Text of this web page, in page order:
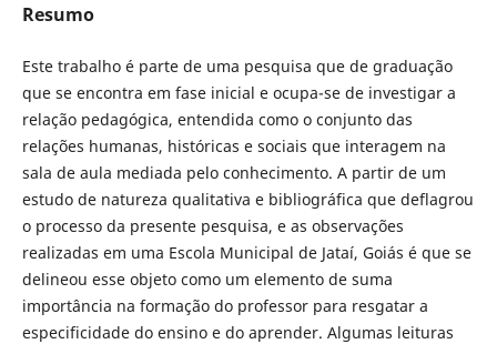
Resumo
Este trabalho é parte de uma pesquisa que de graduação
que se encontra em fase inicial e ocupa-se de investigar a
relação pedagógica, entendida como o conjunto das
relações humanas, históricas e sociais que interagem na
sala de aula mediada pelo conhecimento. A partir de um
estudo de natureza qualitativa e bibliográfica que deflagrou
o processo da presente pesquisa, e as observações
realizadas em uma Escola Municipal de Jataí, Goiás é que se
delineou esse objeto como um elemento de suma
importância na formação do professor para resgatar a
especificidade do ensino e do aprender. Algumas leituras